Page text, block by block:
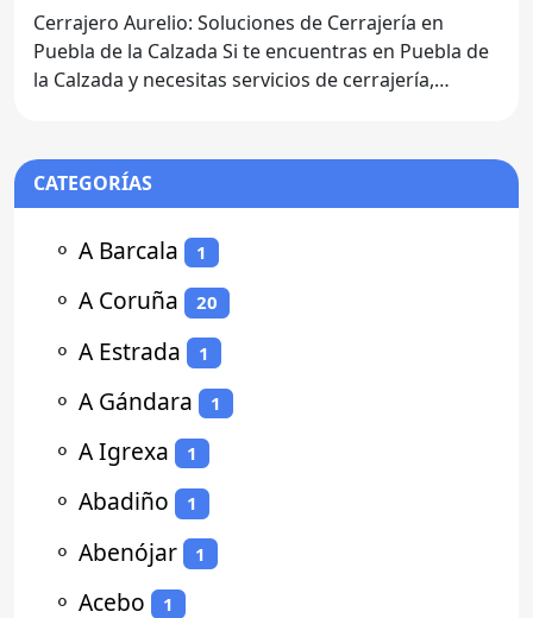
Cerrajero Aurelio: Soluciones de Cerrajería en
Puebla de la Calzada Si te encuentras en Puebla de
la Calzada y necesitas servicios de cerrajería,
CATEGORÍAS
⚬ A Barcala 1
⚬ A Coruña 20
⚬ A Estrada 1
⚬ A Gándara 1
⚬ A Igrexa 1
⚬ Abadiño 1
⚬ Abenójar 1
⚬ Acebo 1